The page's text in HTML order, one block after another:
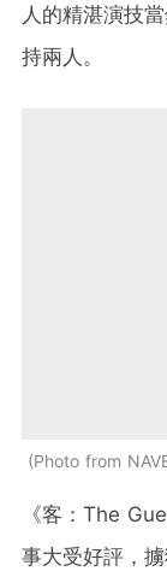
人的精湛演技
持兩人。
Photo from
《客：The
事大受好評，